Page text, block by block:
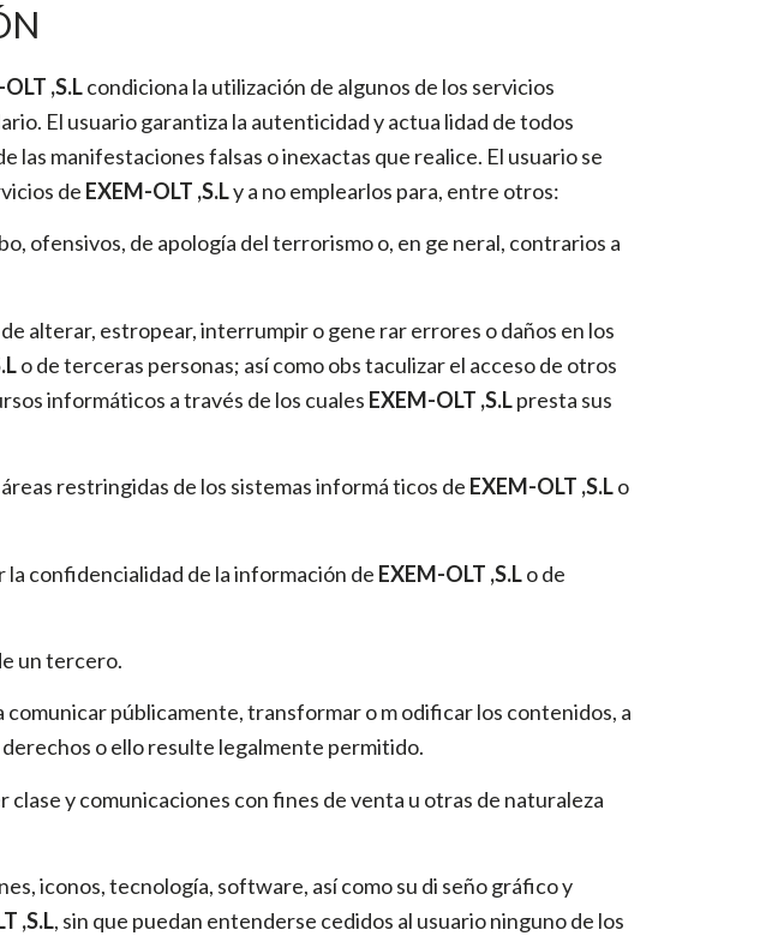
,S.Lcondiciona la utilización de algunos de los servicios
El usuario garantiza la autenticidad y actua lidad de todos
las manifestaciones falsas o inexactas que realice. El usuario se
de EXEM-OLT ,S.Ly a no emplearlos para, entre otros:
ofensivos, de apología del terrorismo o, en ge neral, contrarios a
alterar, estropear, interrumpir o gene rar errores o daños en los
o de terceras personas; así como obs taculizar el acceso de otros
informáticos a través de los cuales EXEM-OLT ,S.Lpresta sus
restringidas de los sistemas informá ticos de EXEM-OLT ,S.Lo
confidencialidad de la información de EXEM-OLT ,S.Lo de
un tercero.
públicamente, transformar o m odificar los contenidos, a
o ello resulte legalmente permitido.
y comunicaciones con fines de venta u otras de naturaleza
iconos, tecnología, software, así como su di seño gráfico y
,S.L, sin que puedan entenderse cedidos al usuario ninguno de los